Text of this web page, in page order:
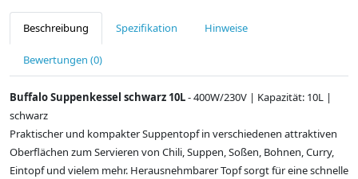
Beschreibung Spezifikation Hinweise
Bewertungen (0)
Buffalo Suppenkessel schwarz 10L- 400W/230V | Kapazität: 10L |
schwarz
Praktischer und kompakter Suppentopf in verschiedenen attraktiven
Oberflächen zum Servieren von Chili, Suppen, Soßen, Bohnen, Curry,
Eintopf und vielem mehr. Herausnehmbarer Topf sorgt für eine schnelle